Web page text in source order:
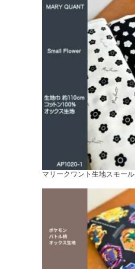
マリークワント生地スモール